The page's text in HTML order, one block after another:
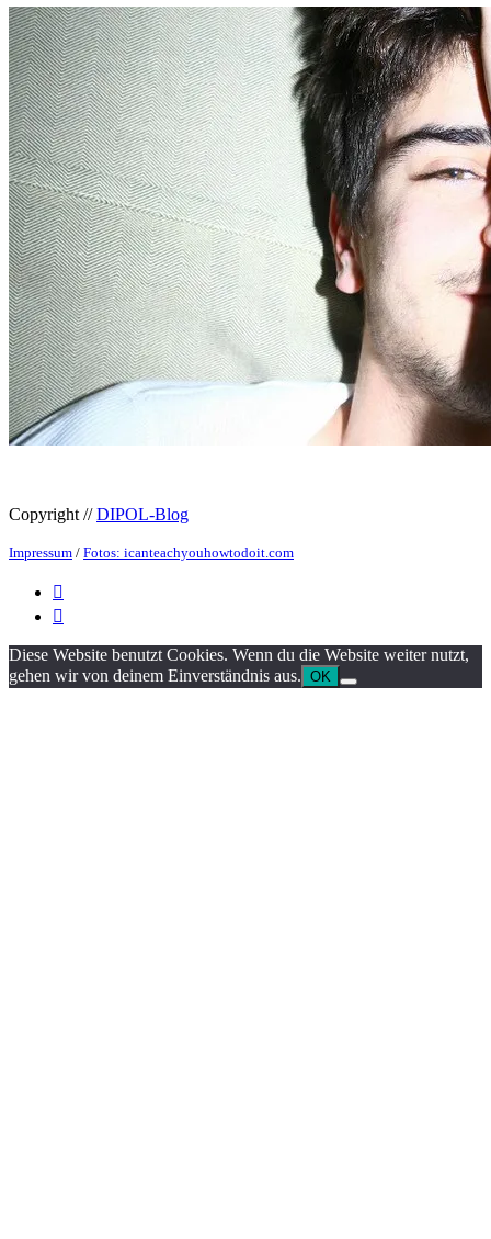
Copyright //DIPOL-Blog
Impressum / Fotos: icanteachyouhowtodoit.com


Diese Website benutzt Cookies. Wenn du die Website weiter nutzt,
gehen wir von deinem Einverständnis aus. OK